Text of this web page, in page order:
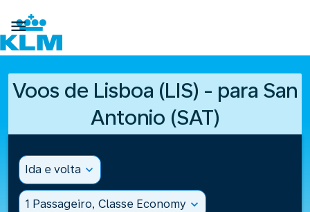

Voos de Lisboa (LIS) - para San
Antonio (SAT)
Ida e volta expand_more
1 Passageiro, Classe Economy expand_more